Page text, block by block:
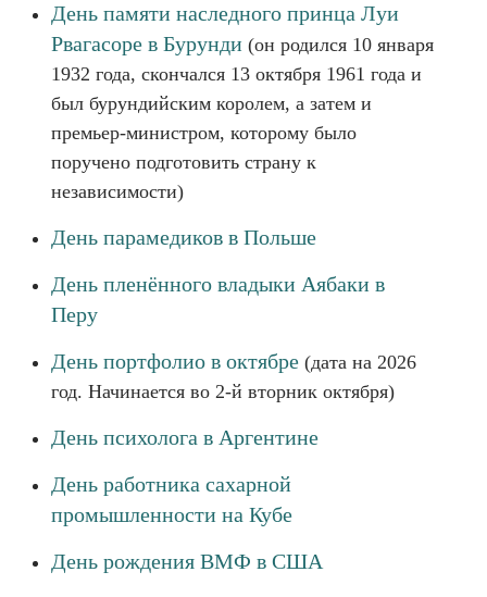
День памяти наследного принца Луи
Рвагасоре в Бурунди (он родился 10 января
1932 года, скончался 13 октября 1961 года и
был бурундийским королем, а затем и
премьер-министром, которому было
поручено подготовить страну к
независимости)
День парамедиков в Польше
День пленённого владыки Аябаки в
Перу
День портфолио в октябре (дата на 2026
год. Начинается во 2-й вторник октября)
День психолога в Аргентине
День работника сахарной
промышленности на Кубе
День рождения ВМФ в США